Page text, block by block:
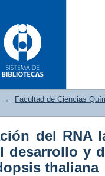
el
→
Facultad de Ciencias
del RNA
desarrollo y
thaliana